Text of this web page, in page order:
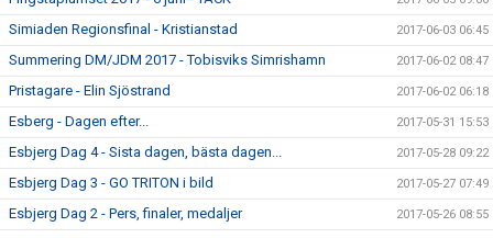
Simiaden Regionsfinal - Kristianstad 2017-06-03 06:45
Summering DM/JDM 2017 - Tobisviks Simrishamn 2017-06-02 08:47
Pristagare - Elin Sjöstrand 2017-06-02 06:18
Esberg - Dagen efter... 2017-05-31 15:53
Esbjerg Dag 4 - Sista dagen, bästa dagen... 2017-05-28 09:22
Esbjerg Dag 3 - GO TRITON i bild 2017-05-27 07:49
Esbjerg Dag 2 - Pers, finaler, medaljer 2017-05-26 08:55